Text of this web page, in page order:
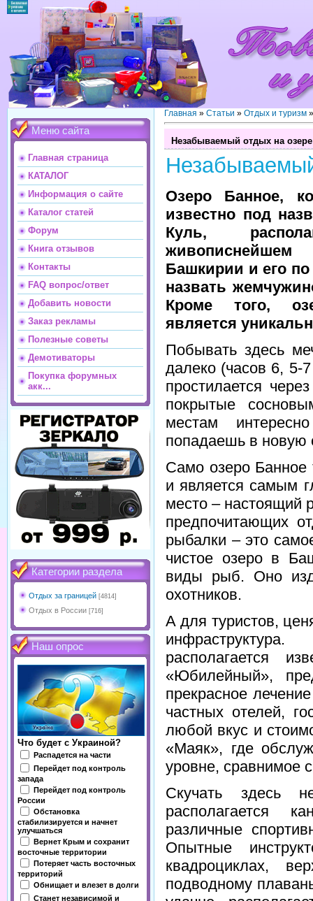
Меню сайта
Главная страница
КАТАЛОГ
Информация о сайте
Каталог статей
Форум
Книга отзывов
Контакты
FAQ вопрос/ответ
Добавить новости
Заказ рекламы
Полезные советы
Демотиваторы
Покупка форумных
акк...
Категории раздела
Отдых за границей [4814]
Отдых в России [716]
Наш опрос
Что будет с Украиной?
Распадется на части
Перейдет под контроль
запада
Перейдет под контроль
России
Обстановка
стабилизируется и начнет
улучшаться
Вернет Крым и сохранит
восточные территории
Потеряет часть восточных
территорий
Обнищает и влезет в долги
Станет независимой и
Главная » Статьи » Отдых и туризм
Незабываемый отдых на
Озеро Банное,
известно под
Куль,
Башкирии и его
назвать
Кроме того,
является
Побывать здесь
далеко (часов 6, 5-
простилается
покрытые
местам
попадаешь в новую
Само озеро Банное
и является самым
место – настоящий
предпочитающих
рыбалки – это
чистое озеро в
виды рыб. Оно
охотников.
А для туристов,
располагается
«Юбилейный»,
прекрасное
частных отелей,
любой вкус и
«Маяк», где
уровне, сравнимое
Скучать здесь
располагается
различные
Опытные
квадроциклах,
подводному